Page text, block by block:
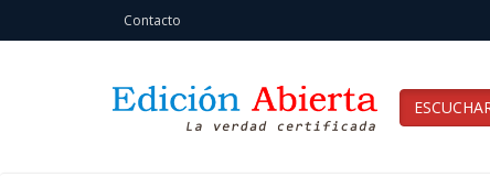
Contacto